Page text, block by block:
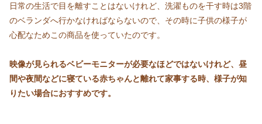
日常の生活で目を離すことはないけれど、洗濯ものを干す時は3階
のベランダへ行かなければならないので、その時に子供の様子が
心配なためこの商品を使っていたのです。
映像が見られるベビーモニターが必要なほどではないけれど、昼
間や夜間などに寝ている赤ちゃんと離れて家事する時、様子が知
りたい場合におすすめです。